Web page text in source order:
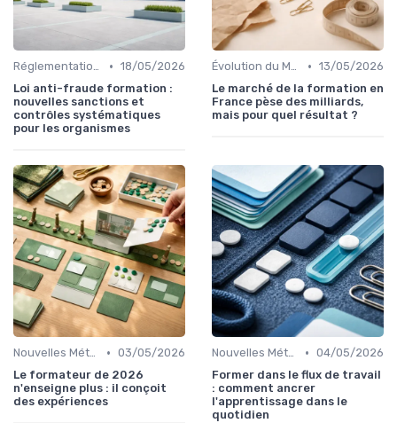
Réglementation et Droits à la Formation • 18/05/2026
Loi anti-fraude formation :
nouvelles sanctions et
contrôles systématiques
pour les organismes
Évolution du Marché de la Formation Pro • 13/05/2026
Le marché de la formation en
France pèse des milliards,
mais pour quel résultat ?
Nouvelles Méthodologies de Formation • 03/05/2026
Le formateur de 2026
n'enseigne plus : il conçoit
des expériences
Nouvelles Méthodologies de Formation • 04/05/2026
Former dans le flux de travail
: comment ancrer
l'apprentissage dans le
quotidien